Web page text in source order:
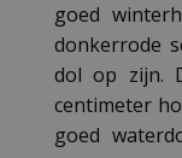
goed
donkerrode
dol op zijn.
centimeter
goed